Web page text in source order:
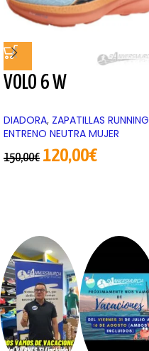
VOLO 6 W
DIADORA, ZAPATILLAS RUNNING
ENTRENO NEUTRA MUJER
150,00€ 120,00€